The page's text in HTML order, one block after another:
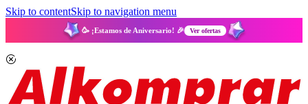
Skip to contentSkip to navigation menu
🥳 ¡Estamos de Aniversario! 🎉 Ver ofertas